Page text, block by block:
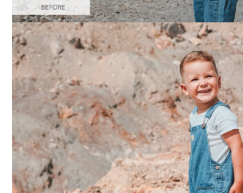
선택 해주세요
Free Instagram Preset #20
Honey Moon
(30 Lr Presets)
Wedding Collection
(400 Lr Presets)